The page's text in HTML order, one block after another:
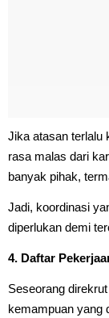
Jika atasan terlalu
rasa malas dari
banyak pihak,
Jadi, koordinasi
diperlukan demi
4. Daftar
Seseorang
kemampuan yang